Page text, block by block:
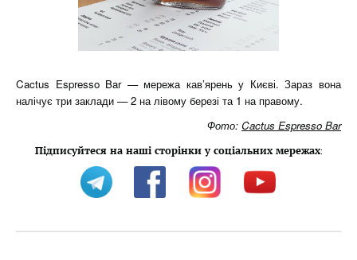
Cactus Espresso Bar — мережа кав’ярень у Києві. Зараз вона
налічує три заклади — 2 на лівому березі та 1 на правому.
Фото: Cactus Espresso Bar
Підписуйтеся на наші сторінки у соціальних мережах: